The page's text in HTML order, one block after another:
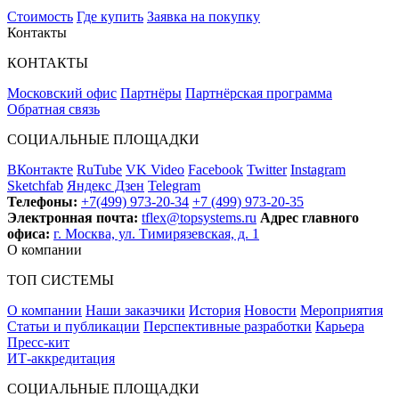
Стоимость Где купить Заявка на покупку
Контакты
КОНТАКТЫ
Московский офис Партнёры Партнёрская программа
Обратная связь
СОЦИАЛЬНЫЕ ПЛОЩАДКИ
ВКонтакте RuTube VK Video Facebook Twitter Instagram
Sketchfab Яндекс Дзен Telegram
Телефоны: +7(499) 973-20-34 +7 (499) 973-20-35
Электронная почта: tflex@topsystems.ru Адрес главного
офиса: г. Москва, ул. Тимирязевская, д. 1
О компании
ТОП СИСТЕМЫ
О компании Наши заказчики История Новости Мероприятия
Статьи и публикации Перспективные разработки Карьера
Пресс-кит
ИТ-аккредитация
СОЦИАЛЬНЫЕ ПЛОЩАДКИ